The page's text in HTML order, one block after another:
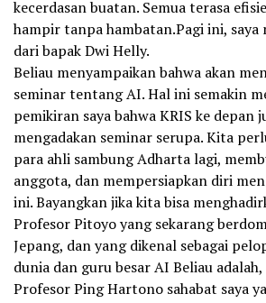
kecerdasan buatan. Semua terasa
hampir tanpa hambatan.Pagi ini,
dari bapak Dwi Helly.
Beliau menyampaikan bahwa akan
seminar tentang AI. Hal ini semakin
pemikiran saya bahwa KRIS ke depan
mengadakan seminar serupa. Kita
para ahli sambung Adharta lagi,
anggota, dan mempersiapkan diri
ini. Bayangkan jika kita bisa
Profesor Pitoyo yang sekarang
Jepang, dan yang dikenal sebagai
dunia dan guru besar AI Beliau
Profesor Ping Hartono sahabat saya